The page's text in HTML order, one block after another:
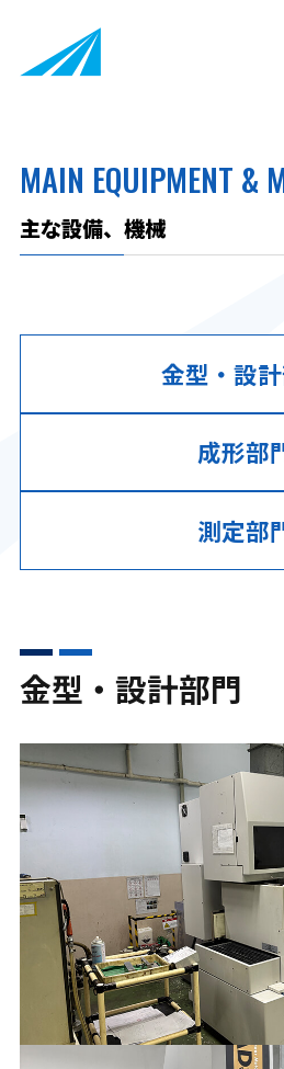
MAIN EQUIPMENT &
主な設備、機械
金型・設
成形部
測定部
金型・設計部門